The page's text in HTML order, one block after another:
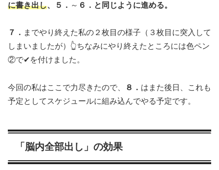
に書き出し、５． ～ ６．と同じように進める。
７． までやり終えた私の２枚目の様子（３枚目に突入して
しまいましたが）👆ちなみにやり終えたところには色ペン
②で✔を付けました。
今回の私はここで力尽きたので、 ８． はまた後日、これも
予定としてスケジュールに組み込んでやる予定です。
「脳内全部出し」の効果